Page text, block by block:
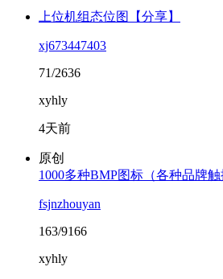
上位机组态位图【分享】
xj673447403
71/2636
xyhly
4天前
原创
1000多种BMP图标（各种品牌触
fsjnzhouyan
163/9166
xyhly